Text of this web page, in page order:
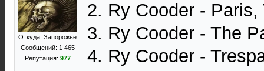
Откуда: Запорожье
Сообщений: 1 465
Репутация: 977
2. Ry Cooder - Paris,
3. Ry Cooder - The
4. Ry Cooder -